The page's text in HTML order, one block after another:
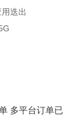
迭出
多平台订单已